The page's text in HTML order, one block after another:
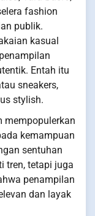
fashion
publik.
kasual
Entah itu
sneakers,
stylish.
mempopulerkan
kemampuan
sentuhan
tren, tetapi juga
penampilan
dan layak